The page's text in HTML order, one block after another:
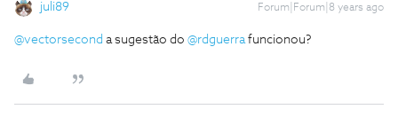
juli89 Forum|Forum|8 years ago
@vectorsecond a sugestão do @rdguerrafuncionou?